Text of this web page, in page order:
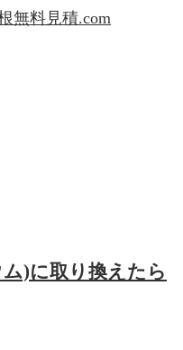
無料見積.com
)に取り換えたら